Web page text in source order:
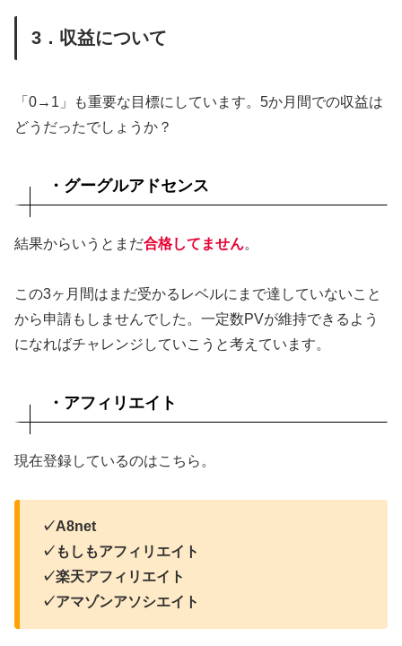
3．収益について
「0→1」も重要な目標にしています。5か月間での収益は
どうだったでしょうか？
・グーグルアドセンス
結果からいうとまだ合格してません。
この3ヶ月間はまだ受かるレベルにまで達していないこと
から申請もしませんでした。一定数PVが維持できるよう
になればチャレンジしていこうと考えています。
・アフィリエイト
現在登録しているのはこちら。
✓A8net
✓もしもアフィリエイト
✓楽天アフィリエイト
✓アマゾンアソシエイト